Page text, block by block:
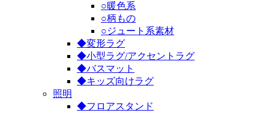
○暖色系
○柄もの
○ジュート系素材
◆変形ラグ
◆小型ラグ/アクセントラグ
◆バスマット
◆キッズ向けラグ
照明
◆フロアスタンド